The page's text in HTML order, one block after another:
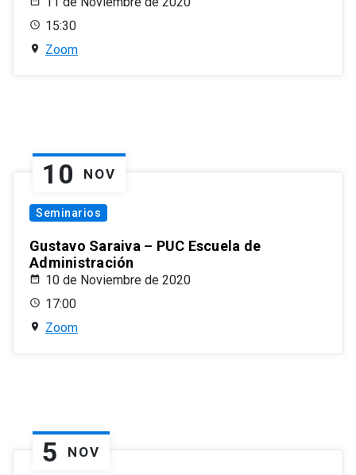
15:30
Zoom
10 NOV
Seminarios
Gustavo Saraiva – PUC Escuela de
Administración
10 de Noviembre de 2020
17:00
Zoom
5 NOV